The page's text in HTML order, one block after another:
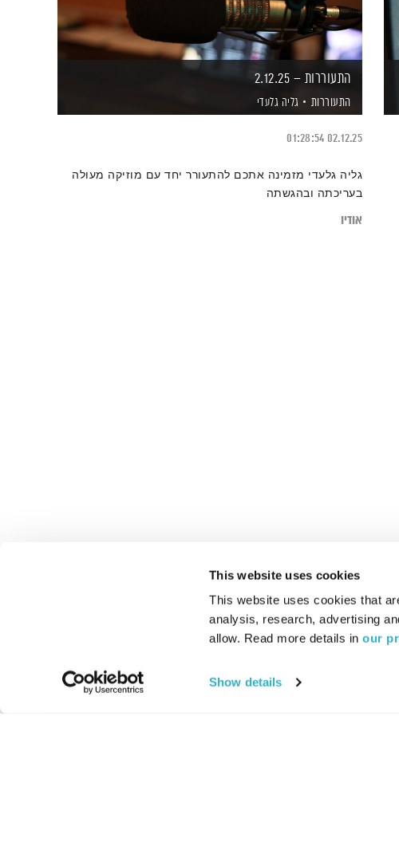
This website uses cookies
This website uses cookies that
analysis, research, advertising
allow. Read more details in our
Show details
התעוררות – 2.12.25
התעוררות גליה גלעדי
02.12.25
01:28:54
גליה גלעדי מזמינה אתכם להתעורר יחד עם מוזיקה מעולה
בעריכתה ובהגשתה
אודיו